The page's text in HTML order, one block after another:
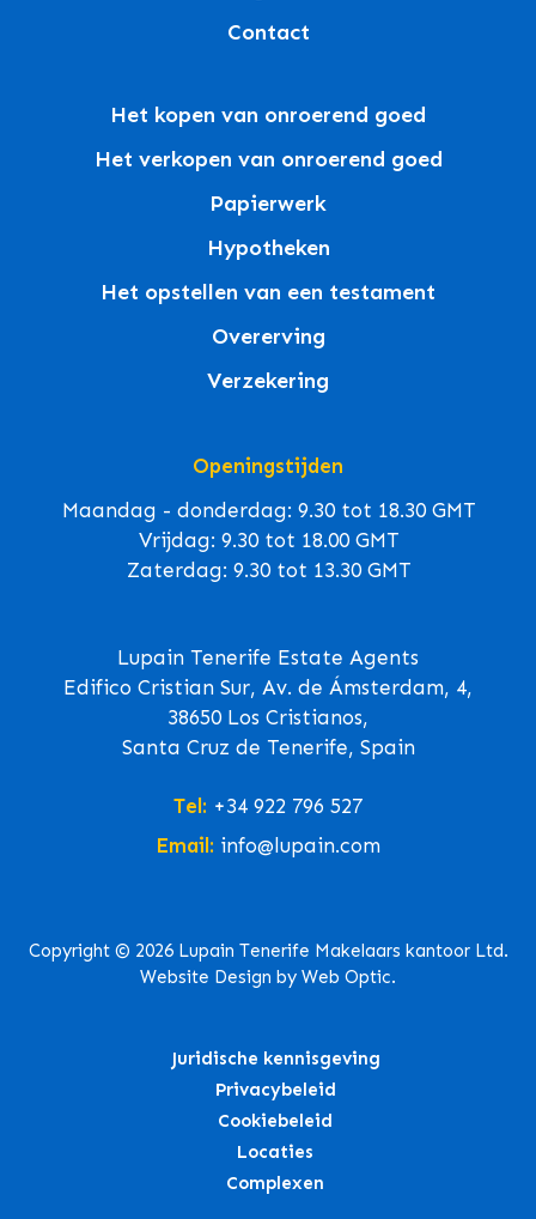
Contact
Het kopen van onroerend goed
Het verkopen van onroerend goed
Papierwerk
Hypotheken
Het opstellen van een testament
Overerving
Verzekering
Openingstijden
Maandag - donderdag: 9.30 tot 18.30 GMT
Vrijdag: 9.30 tot 18.00 GMT
Zaterdag: 9.30 tot 13.30 GMT
Lupain Tenerife Estate Agents
Edifico Cristian Sur, Av. de Ámsterdam, 4,
38650 Los Cristianos,
Santa Cruz de Tenerife, Spain
Tel: +34 922 796 527
Email: info@lupain.com
Copyright © 2026 Lupain Tenerife Makelaars kantoor Ltd.
Website Design by Web Optic.
Juridische kennisgeving
Privacybeleid
Cookiebeleid
Locaties
Complexen